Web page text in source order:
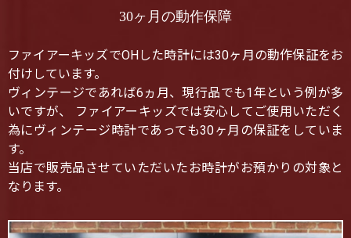
30ヶ月の動作保障
ファイアーキッズでOHした時計には30ヶ月の動作保証をお
付けしています。
ヴィンテージであれば6ヵ月、現行品でも1年という例が多
いですが、 ファイアーキッズでは安心してご使用いただく
為にヴィンテージ時計であっても30ヶ月の保証をしていま
す。
当店で販売品させていただいたお時計がお預かりの対象と
なります。